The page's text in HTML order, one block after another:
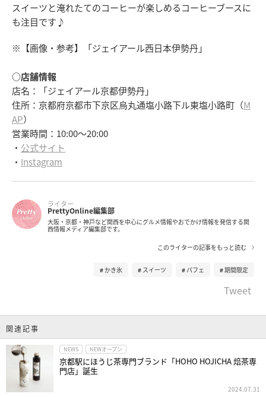
スイーツと淹れたてのコーヒーが楽しめるコーヒーブースに
も注目です♪
※【画像・参考】「ジェイアール西日本伊勢丹」
○店舗情報
店名：「ジェイアール京都伊勢丹」
住所：京都府京都市下京区烏丸通塩小路下ル東塩小路町（M
AP）
営業時間：10:00～20:00
・ 公式サイト
・ Instagram
ライター
PrettyOnline編集部
大阪・京都・神戸など関西を中心にグルメ情報やおでかけ情報を発信する関
西情報メディア編集部です。
このライターの記事をもっと読む
かき氷 スイーツ パフェ 期間限定
Tweet
関連記事
NEWS NEWオープン
京都駅にほうじ茶専門ブランド「HOHO HOJICHA 焙茶専
門店」誕生
2024.07.31